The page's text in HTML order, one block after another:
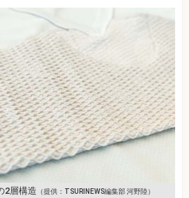
2層構造 （提供：TSURINEWS編集部 河野陸）